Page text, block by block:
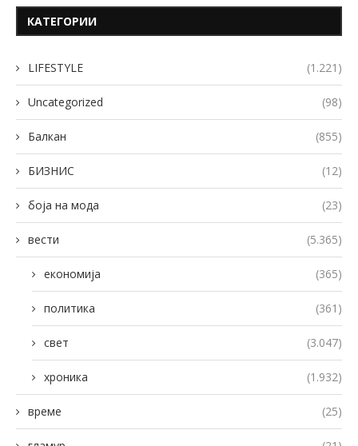
КАТЕГОРИИ
LIFESTYLE (1.221)
Uncategorized (98)
Балкан (855)
БИЗНИС (12)
боја на мода (23)
вести (5.365)
економија (365)
политика (361)
свет (3.047)
хроника (1.932)
време (25)